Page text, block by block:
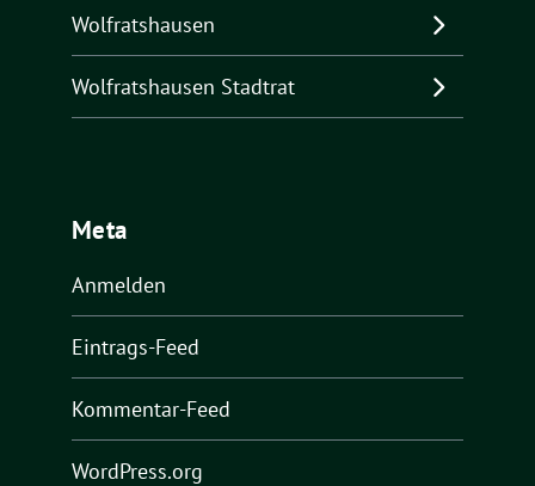
Wolfratshausen
Wolfratshausen Stadtrat
Meta
Anmelden
Eintrags-Feed
Kommentar-Feed
WordPress.org